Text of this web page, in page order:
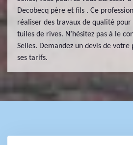
Decobecq père et fils . Ce
réaliser des travaux de qualité
tuiles de rives. N’hésitez pas à le
Selles. Demandez un devis de
ses tarifs.